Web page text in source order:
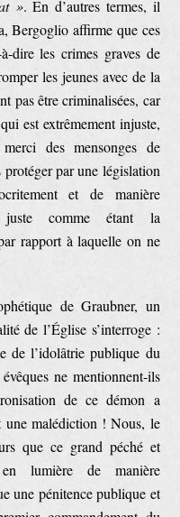
». En d’autres termes, il
Bergoglio affirme que ces
dire les crimes graves de
les jeunes avec de la
pas être criminalisées, car
est extrêmement injuste,
des mensonges de
par une législation
et de manière
juste comme étant la
rapport à laquelle on ne
de Graubner, un
de l’Église s’interroge :
de l’idolâtrie publique du
ne mentionnent-ils
de ce démon a
une malédiction ! Nous, le
que ce grand péché et
lumière de manière
une pénitence publique et